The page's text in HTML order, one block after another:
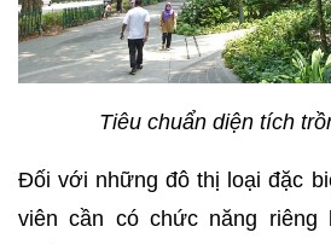
Tiêu chuẩn diện tích
Đối với những đô thị loại đặc
viên cần có chức năng riêng